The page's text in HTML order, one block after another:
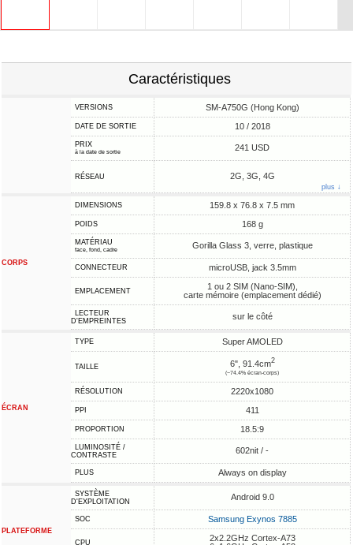
Caractéristiques
VERSIONS SM-A750G (Hong Kong)
DATE DE SORTIE 10 / 2018
PRIX
à la date de sortie 241 USD
RÉSEAU 2G, 3G, 4G
plus ↓
CORPS
DIMENSIONS 159.8 x 76.8 x 7.5 mm
POIDS 168 g
MATÉRIAU
face, fond, cadre Gorilla Glass 3, verre, plastique
CONNECTEUR microUSB, jack 3.5mm
EMPLACEMENT
1 ou 2 SIM (Nano-SIM),
carte mémoire (emplacement dédié)
LECTEUR
D'EMPREINTES
sur le côté
ÉCRAN
TYPE Super AMOLED
TAILLE 6", 91.4cm2
(~74.4% écran-corps)
RÉSOLUTION 2220x1080
PPI 411
PROPORTION 18.5:9
LUMINOSITÉ /
CONTRASTE
602nit / -
PLUS Always on display
PLATEFORME
SYSTÈME
D'EXPLOITATION
Android 9.0
SOC Samsung Exynos 7885
CPU
2x2.2GHz Cortex-A73